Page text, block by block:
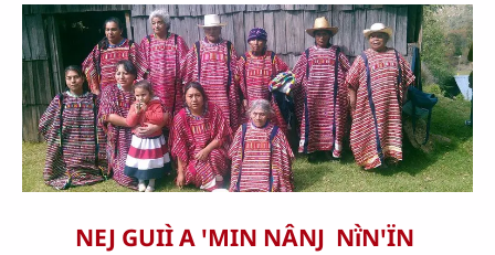
NEJ GUIÌ A ꞌMIN NÂNJ Nï̀NꞌÏN